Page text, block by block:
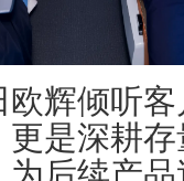
辉倾听
是深耕